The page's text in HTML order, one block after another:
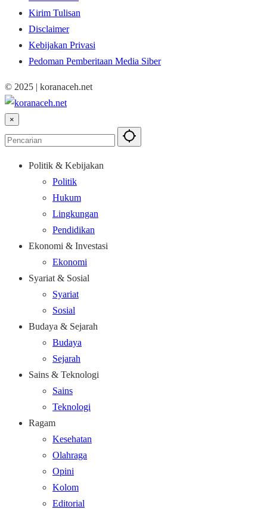
Kirim Tulisan
Disclaimer
Kebijakan Privasi
Pedoman Pemberitaan Media Siber
© 2025 | koranaceh.net
×
Politik & Kebijakan
Politik
Hukum
Lingkungan
Pendidikan
Ekonomi & Investasi
Ekonomi
Syariat & Sosial
Syariat
Sosial
Budaya & Sejarah
Budaya
Sejarah
Sains & Teknologi
Sains
Teknologi
Ragam
Kesehatan
Olahraga
Opini
Kolom
Editorial